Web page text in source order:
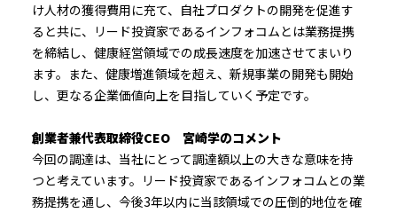
け人材の獲得費用に充て、自社プロダクトの開発を促進す
ると共に、リード投資家であるインフォコムとは業務提携
を締結し、健康経営領域での成長速度を加速させてまいり
ます。また、健康増進領域を超え、新規事業の開発も開始
し、更なる企業価値向上を目指していく予定です。
創業者兼代表取締役CEO 宮崎学のコメント
今回の調達は、当社にとって調達額以上の大きな意味を持
つと考えています。リード投資家であるインフォコムとの業
務提携を通し、今後3年以内に当該領域での圧倒的地位を確